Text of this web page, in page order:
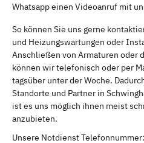
Whatsapp einen Videoanruf mit
So können Sie uns gerne
und Heizungswartungen oder
Anschließen von Armaturen oder
können wir telefonisch oder per
tagsüber unter der Woche.
Standorte und Partner in
ist es uns möglich ihnen meist
anzubieten.
Unsere Notdienst Telefonnummer: